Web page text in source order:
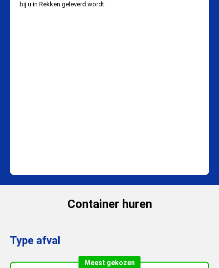
bij u in Rekken geleverd wordt.
Container huren
Type afval
Meest gekozen